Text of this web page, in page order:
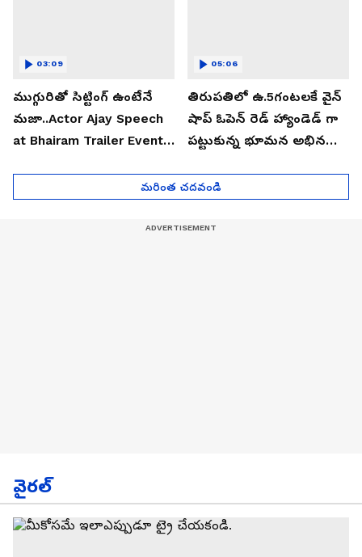
ముగ్గురితో సిట్టింగ్ ఉంటేనే
మజా..Actor Ajay Speech
at Bhairam Trailer Event |
03:09
తిరుపతిలో ఉ.5గంటలకే వైన్
షాప్ ఓపెన్ రెడ్ హ్యాండెడ్ గా
పట్టుకున్న భూమన అభినయ్|
05:06
మరింత చదవండి
వైరల్